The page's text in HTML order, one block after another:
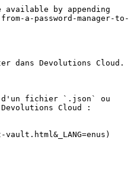
by appending
a-password-manager-to-
dans Devolutions Cloud.
d'un fichier `.json` ou
Cloud :